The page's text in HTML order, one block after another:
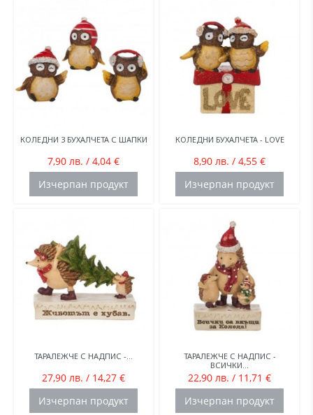
КОЛЕДНИ 3 БУХАЛЧЕТА С ШАПКИ
7,90 лв. / 4,04 €
Изчерпан продукт
КОЛЕДНИ БУХАЛЧЕТА - LOVE
8,90 лв. / 4,55 €
Изчерпан продукт
ТАРАЛЕЖЧЕ С НАДПИС -...
27,90 лв. / 14,27 €
Изчерпан продукт
ТАРАЛЕЖЧЕ С НАДПИС -
ВСИЧКИ...
22,90 лв. / 11,71 €
Изчерпан продукт